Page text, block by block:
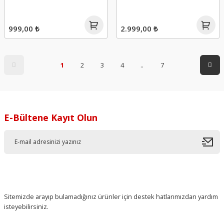
999,00 ₺ 2.999,00 ₺
1 2 3 4 .. 7
E-Bültene Kayıt Olun
Sitemizde arayıp bulamadığınız ürünler için destek hatlarımızdan yardım
isteyebilirsiniz.